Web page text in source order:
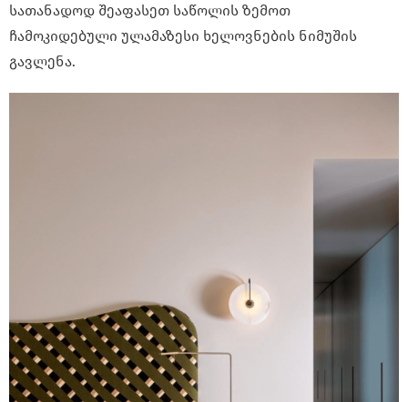
სათანადოდ შეაფასეთ საწოლის ზემოთ
ჩამოკიდებული ულამაზესი ხელოვნების ნიმუშის
გავლენა.